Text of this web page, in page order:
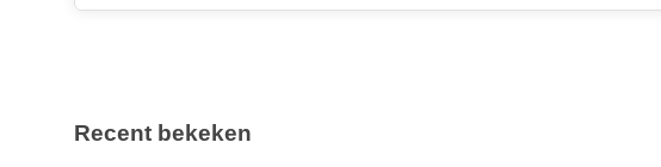
Recent bekeken